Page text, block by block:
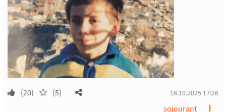
(20) (5) 18.10.2025 17:26
sojourant